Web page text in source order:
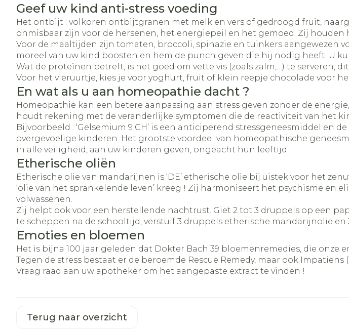
Geef uw kind anti-stress voeding
Het ontbijt : volkoren ontbijtgranen met melk en vers of gedroogd fruit,
onmisbaar zijn voor de hersenen, het energiepeil en het gemoed. Zij houden
Voor de maaltijden zijn tomaten, broccoli, spinazie en tuinkers aangewezen
moreel van uw kind boosten en hem de punch geven die hij nodig heeft. U
Wat de proteïnen betreft, is het goed om vette vis (zoals zalm,…) te serveren,
Voor het vieruurtje, kies je voor yoghurt, fruit of klein reepje chocolade voor
En wat als u aan homeopathie dacht ?
Homeopathie kan een betere aanpassing aan stress geven zonder de
houdt rekening met de veranderlijke symptomen die de reactiviteit van het
Bijvoorbeeld : ‘Gelsemium 9 CH’ is een anticiperend stressgeneesmiddel en
overgevoelige kinderen. Het grootste voordeel van homeopathische
in alle veiligheid, aan uw kinderen geven, ongeacht hun leeftijd.
Etherische oliën
Etherische olie van mandarijnen is ‘DE’ etherische olie bij uistek voor het
‘olie van het sprankelende leven’ kreeg ! Zij harmoniseert het psychisme
volwassenen.
Zij helpt ook voor een herstellende nachtrust. Giet 2 tot 3 druppels op een
te scheppen na de schooltijd, verstuif 3 druppels etherische mandarijnolie en
Emoties en bloemen
Het is bijna 100 jaar geleden dat Dokter Bach 39 bloemenremedies, die onze
Tegen de stress bestaat er de beroemde Rescue Remedy, maar ook
Vraag raad aan uw apotheker om het aangepaste extract te vinden !
Terug naar overzicht